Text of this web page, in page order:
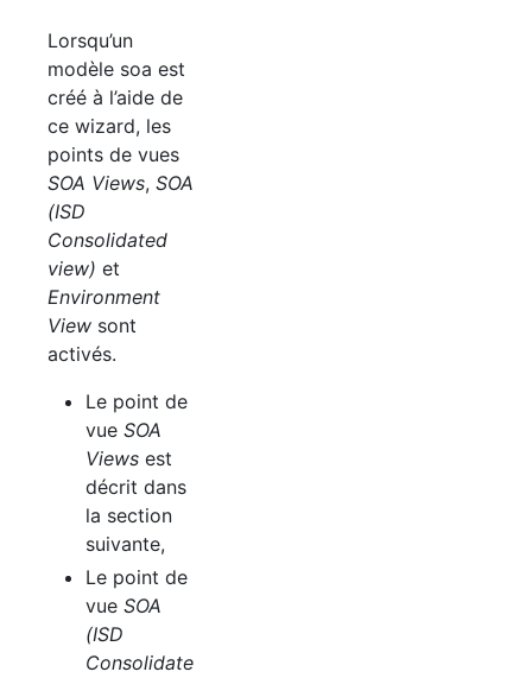
Lorsqu’un
modèle soa est
créé à l’aide de
ce wizard, les
points de vues
SOA Views, SOA
(ISD
Consolidated
view) et
Environment
View sont
activés.
Le point de
vue SOA
Views est
décrit dans
la section
suivante,
Le point de
vue SOA
(ISD
Consolidate